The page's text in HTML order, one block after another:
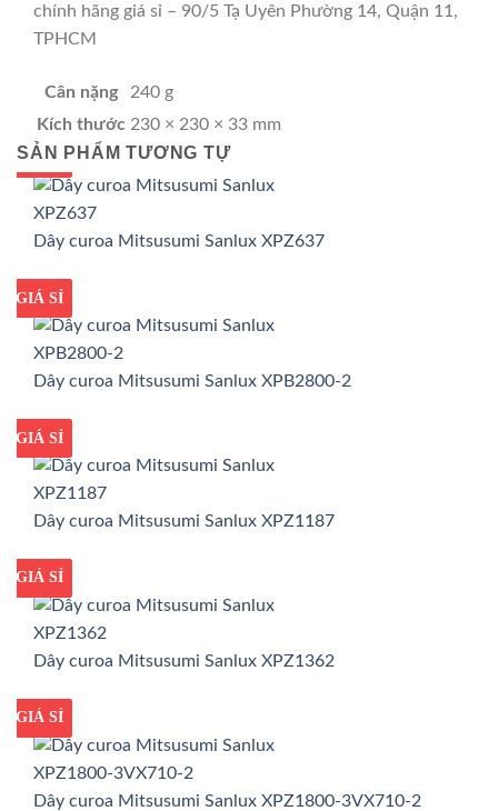
chính hãng giá sỉ – 90/5 Tạ Uyên Phường 14, Quận 11,
TPHCM
Cân nặng
240 g
Kích thước 230 × 230 × 33 mm
SẢN PHẨM TƯƠNG TỰ
GIÁ TỐT
GIÁ SỈ
Dây curoa Mitsusumi Sanlux XPZ637
GIÁ TỐT
GIÁ SỈ
Dây curoa Mitsusumi Sanlux XPB2800-2
GIÁ TỐT
GIÁ SỈ
Dây curoa Mitsusumi Sanlux XPZ1187
GIÁ TỐT
GIÁ SỈ
Dây curoa Mitsusumi Sanlux XPZ1362
GIÁ TỐT
GIÁ SỈ
Dây curoa Mitsusumi Sanlux XPZ1800-3VX710-2